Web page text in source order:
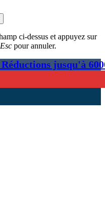
ci-dessus et appuyez sur
Esc pour annuler.
jusqu'à